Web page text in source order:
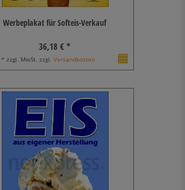
Werbeplakat für Softeis-Verkauf
36,18 € *
* zzgl. MwSt. zzgl. Versandkosten